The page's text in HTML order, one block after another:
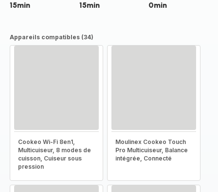
15min 15min 0min
Appareils compatibles (34)
Cookeo Wi-Fi 8en1,
Multicuiseur, 8 modes de
cuisson, Cuiseur sous
pression
Moulinex Cookeo Touch
Pro Multicuiseur, Balance
intégrée, Connecté